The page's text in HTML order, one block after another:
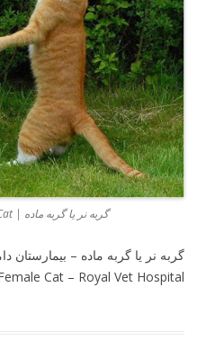
گربه نر یا گربه ماده | Male Cat or Female Cat
گربه نر یا گربه ماده –
Cat – Royal Vet Hospital